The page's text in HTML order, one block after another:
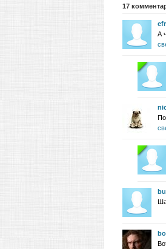
17
А